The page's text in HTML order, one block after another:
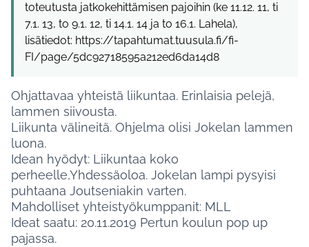
toteutusta jatkokehittämisen pajoihin (ke 11.12. 11, ti
7.1. 13, to 9.1. 12, ti 14.1. 14 ja to 16.1. Lahela),
lisätiedot: https://tapahtumat.tuusula.fi/fi-
FI/page/5dc92718595a212ed6da14d8
Ohjattavaa yhteistä liikuntaa. Erinlaisia pelejä,
lammen siivousta.
Liikunta välineitä. Ohjelma olisi Jokelan lammen
luona.
Idean hyödyt: Liikuntaa koko
perheelle,Yhdessäoloa. Jokelan lampi pysyisi
puhtaana Joutseniakin varten.
Mahdolliset yhteistyökumppanit: MLL
Ideat saatu: 20.11.2019 Pertun koulun pop up
pajassa.